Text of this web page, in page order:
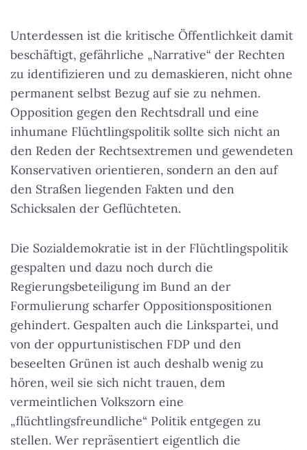
Unterdessen ist die kritische Öffentlichkeit damit
beschäftigt, gefährliche „Narrative“ der Rechten
zu identifizieren und zu demaskieren, nicht ohne
permanent selbst Bezug auf sie zu nehmen.
Opposition gegen den Rechtsdrall und eine
inhumane Flüchtlingspolitik sollte sich nicht an
den Reden der Rechtsextremen und gewendeten
Konservativen orientieren, sondern an den auf
den Straßen liegenden Fakten und den
Schicksalen der Geflüchteten.
Die Sozialdemokratie ist in der Flüchtlingspolitik
gespalten und dazu noch durch die
Regierungsbeteiligung im Bund an der
Formulierung scharfer Oppositionspositionen
gehindert. Gespalten auch die Linkspartei, und
von der oppurtunistischen FDP und den
beseelten Grünen ist auch deshalb wenig zu
hören, weil sie sich nicht trauen, dem
vermeintlichen Volkszorn eine
„flüchtlingsfreundliche“ Politik entgegen zu
stellen. Wer repräsentiert eigentlich die